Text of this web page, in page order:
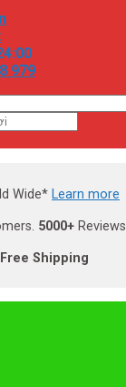
979
Wide* Learn more
5000+ Reviews
Free Shipping